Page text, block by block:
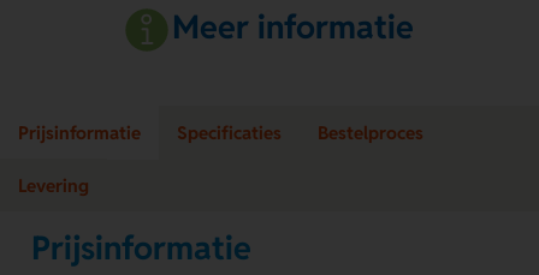
Meer informatie
Prijsinformatie Specificaties Bestelproces
Levering
Prijsinformatie